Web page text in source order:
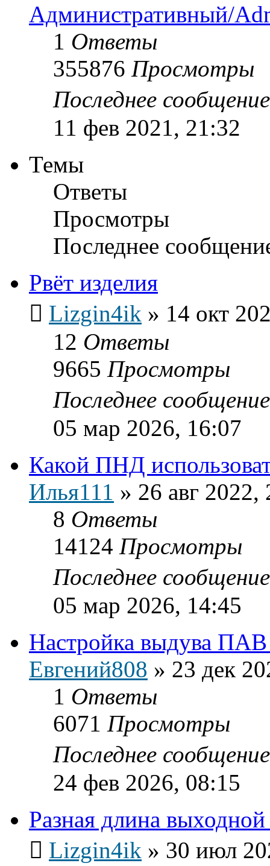
Административный/
1 Ответы
355876 Просмотры
Последнее
11 фев 2021, 21:32
Темы
Ответы
Просмотры
Последнее
Рвёт изделия
Lizgin4ik » 14 окт
12 Ответы
9665 Просмотры
Последнее
05 мар 2026, 16:07
Какой ПНД
Илья111 » 26 авг 2022,
8 Ответы
14124 Просмотры
Последнее
05 мар 2026, 14:45
Настройка выдува
Евгений808 » 23 дек
1 Ответы
6071 Просмотры
Последнее
24 фев 2026, 08:15
Разная длина
Lizgin4ik » 30 июл